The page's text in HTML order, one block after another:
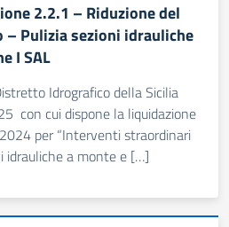
2.2.1 – Riduzione del
Pulizia sezioni idrauliche
I SAL
Idrografico della Sicilia
con cui dispone la liquidazione
per “Interventi straordinari
idrauliche a monte e […]